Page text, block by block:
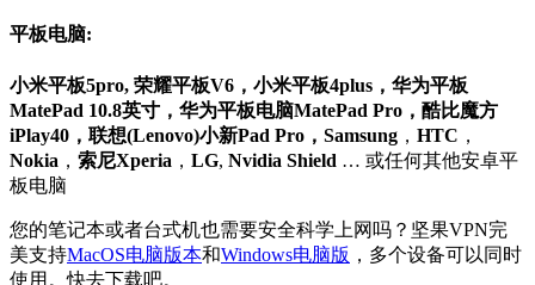
平板电脑:
小米平板5pro, 荣耀平板V6，小米平板4plus，华为平板
MatePad 10.8英寸，华为平板电脑MatePad Pro，酷比魔方
iPlay40，联想(Lenovo)小新Pad Pro，Samsung ， HTC ，
Nokia ， 索尼Xperia ， LG, Nvidia Shield … 或任何其他安卓平
板电脑
您的笔记本或者台式机也需要安全科学上网吗？坚果VPN完
美支持MacOS电脑版本和Windows电脑版 ，多个设备可以同时
使用。快去下载吧。